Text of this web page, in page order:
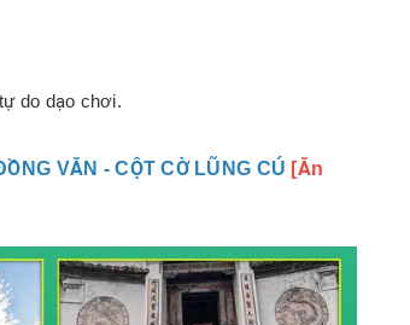
do dạo chơi.
VĂN - CỘT CỜ LŨNG CÚ [Ăn